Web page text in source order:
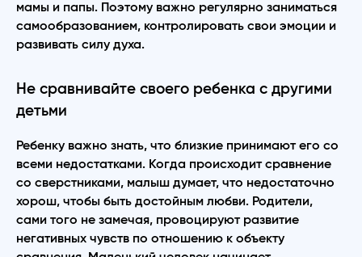
мамы и папы. Поэтому важно регулярно заниматься
самообразованием, контролировать свои эмоции и
развивать силу духа.
Не сравнивайте своего ребенка с другими
детьми
Ребенку важно знать, что близкие принимают его со
всеми недостатками. Когда происходит сравнение
со сверстниками, малыш думает, что недостаточно
хорош, чтобы быть достойным любви. Родители,
сами того не замечая, провоцируют развитие
негативных чувств по отношению к объекту